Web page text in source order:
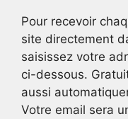
Pour recevoir
site directement
saisissez votre
ci-dessous.
aussi
Votre email sera